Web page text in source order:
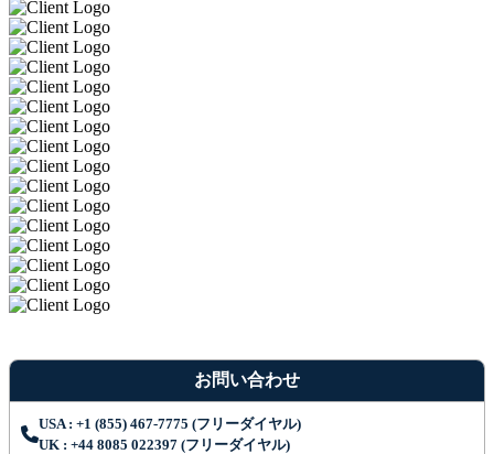
お問い合わせ
USA : +1 (855) 467-7775 (フリーダイヤル)
UK : +44 8085 022397 (フリーダイヤル)